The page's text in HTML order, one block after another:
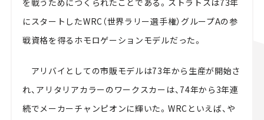
を戦うためにつくられたことである。ストラトスは73年
にスタートしたWRC（世界ラリー選手権）グループAの参
戦資格を得るホモロゲーションモデルだった。
アリバイとしての市販モデルは73年から生産が開始さ
れ、アリタリアカラーのワークスカーは、74年から3年連
続でメーカーチャンピオンに輝いた。WRCといえば、や